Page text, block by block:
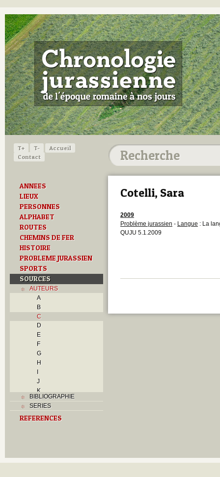
T+ T-
Accueil
Contact
ANNEES
LIEUX
PERSONNES
ALPHABET
ROUTES
CHEMINS DE FER
HISTOIRE
PROBLEME JURASSIEN
SPORTS
SOURCES
AUTEURS
A
B
C
D
E
F
G
H
I
J
K
L
M
N
S
BIBLIOGRAPHIE
SERIES
REFERENCES
Cotelli, Sara
2009
Problème jurassien - Langue : La
QUJU 5.1.2009